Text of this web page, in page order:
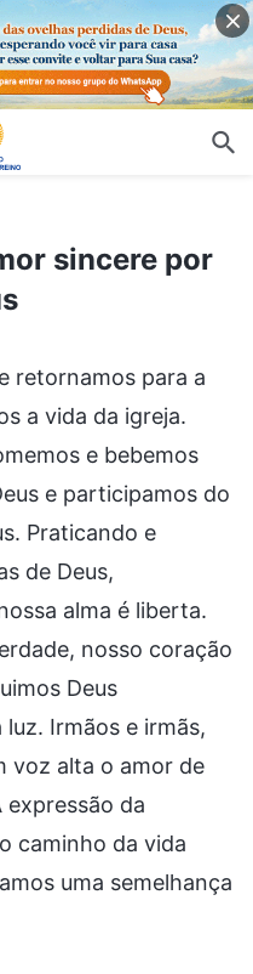
sincere por
retornamos para a
a vida da igreja.
e bebemos
e participamos do
Praticando e
de Deus,
alma é liberta.
nosso coração
Deus
Irmãos e irmãs,
voz alta o amor de
expressão da
caminho da vida
uma semelhança